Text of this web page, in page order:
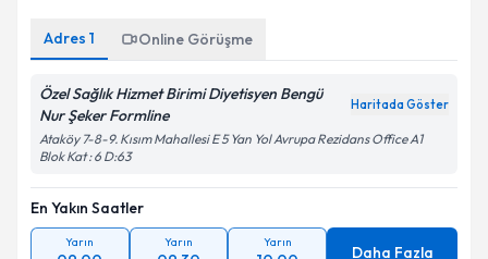
Adres 1 Online Görüşme
Özel Sağlık Hizmet Birimi Diyetisyen Bengü
Nur Şeker Formline
Haritada Göster
Ataköy 7-8-9. Kısım Mahallesi E 5 Yan Yol Avrupa Rezidans Office A1
Blok Kat : 6 D:63
En Yakın Saatler
Yarın Yarın Yarın
Daha Fazla